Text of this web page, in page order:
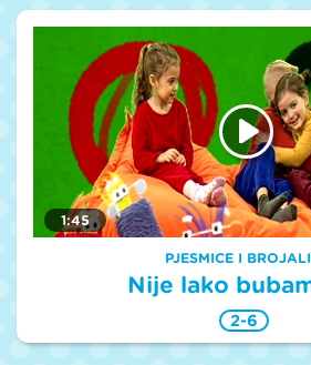
1:45
PJESMICE I
Nije lako
2-6